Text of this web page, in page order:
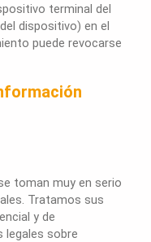
terminal del
dispositivo) en el
puede revocarse
toman muy en serio
Tratamos sus
y de
legales sobre